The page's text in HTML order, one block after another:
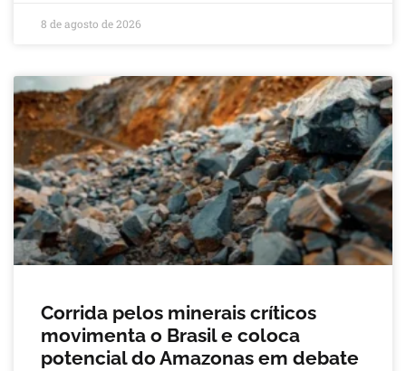
8 de agosto de 2026
Corrida pelos minerais críticos
movimenta o Brasil e coloca
potencial do Amazonas em debate